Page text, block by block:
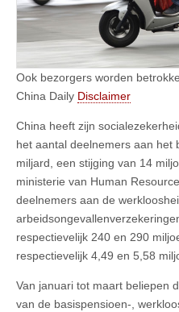
Ook bezorgers worden
China Daily Disclaimer
China heeft zijn
het aantal deelnemers aan het
miljard, een stijging van 14
ministerie van Human
deelnemers aan de
respectievelijk 240 en 290
respectievelijk 4,49 en 5,58
Van januari tot maart beliepen
van de basispensioen-,